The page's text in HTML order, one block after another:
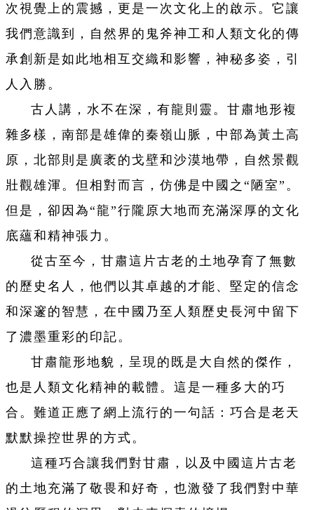
次視覺上的震撼，更是一次文化上的啟示。它讓
我們意識到，自然界的鬼斧神工和人類文化的傳
承創新是如此地相互交織和影響，神秘多姿，引
人入勝。
古人講，水不在深，有龍則靈。甘肅地形複
雜多樣，南部是雄偉的秦嶺山脈，中部為黃土高
原，北部則是廣袤的戈壁和沙漠地帶，自然景觀
壯觀雄渾。但相對而言，仿佛是中國之“陋室”。
但是，卻因為“龍”行隴原大地而充滿深厚的文化
底蘊和精神張力。
從古至今，甘肅這片古老的土地孕育了無數
的歷史名人，他們以其卓越的才能、堅定的信念
和深邃的智慧，在中國乃至人類歷史長河中留下
了濃墨重彩的印記。
甘肅龍形地貌，呈現的既是大自然的傑作，
也是人類文化精神的載體。這是一種多大的巧
合。難道正應了網上流行的一句話：巧合是老天
默默操控世界的方式。
這種巧合讓我們對甘肅，以及中國這片古老
的土地充滿了敬畏和好奇，也激發了我們對中華